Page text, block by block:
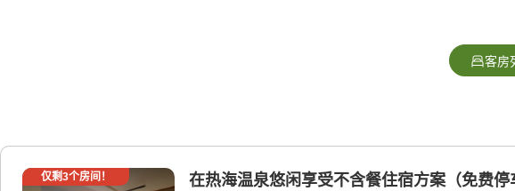
客房
仅剩3个房间！ 在热海温泉悠闲享受不含餐住宿方案（免费停